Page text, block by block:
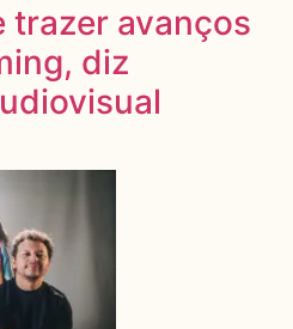
trazer avanços
diz